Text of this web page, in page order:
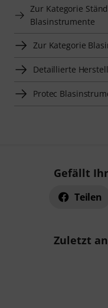
Zur Kategorie
Blasinstrumente
Zur Kategorie
Detaillierte
Protec
Gefällt
Teilen
Zuletzt